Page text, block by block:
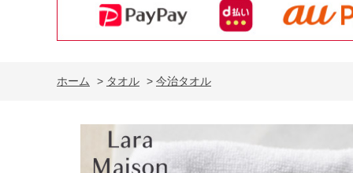
ホーム > タオル > 今治タオル